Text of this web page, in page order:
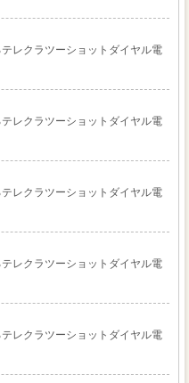
レクラツーショットダイヤル電
レクラツーショットダイヤル電
レクラツーショットダイヤル電
レクラツーショットダイヤル電
レクラツーショットダイヤル電